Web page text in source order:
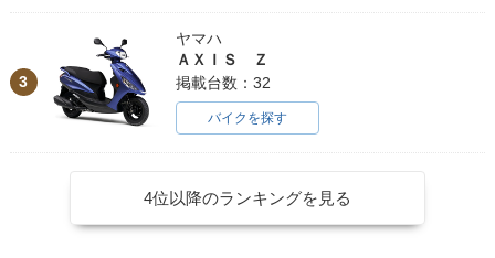
3
ヤマハ
ＡＸＩＳ Ｚ
掲載台数：32
バイクを探す
4位以降のランキングを見る